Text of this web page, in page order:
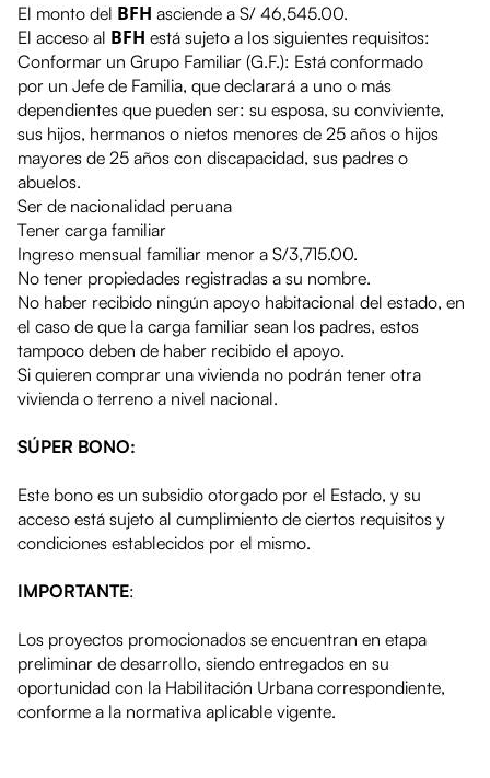
El monto del BFH asciende a S/ 46,545.00.
El acceso al BFH está sujeto a los siguientes requisitos:
Conformar un Grupo Familiar (G.F.): Está conformado
por un Jefe de Familia, que declarará a uno o más
dependientes que pueden ser: su esposa, su conviviente,
sus hijos, hermanos o nietos menores de 25 años o hijos
mayores de 25 años con discapacidad, sus padres o
abuelos.
Ser de nacionalidad peruana
Tener carga familiar
Ingreso mensual familiar menor a S/3,715.00.
No tener propiedades registradas a su nombre.
No haber recibido ningún apoyo habitacional del estado, en
el caso de que la carga familiar sean los padres, estos
tampoco deben de haber recibido el apoyo.
Si quieren comprar una vivienda no podrán tener otra
vivienda o terreno a nivel nacional.
SÚPER BONO:
Este bono es un subsidio otorgado por el Estado, y su
acceso está sujeto al cumplimiento de ciertos requisitos y
condiciones establecidos por el mismo.
IMPORTANTE:
Los proyectos promocionados se encuentran en etapa
preliminar de desarrollo, siendo entregados en su
oportunidad con la Habilitación Urbana correspondiente,
conforme a la normativa aplicable vigente.